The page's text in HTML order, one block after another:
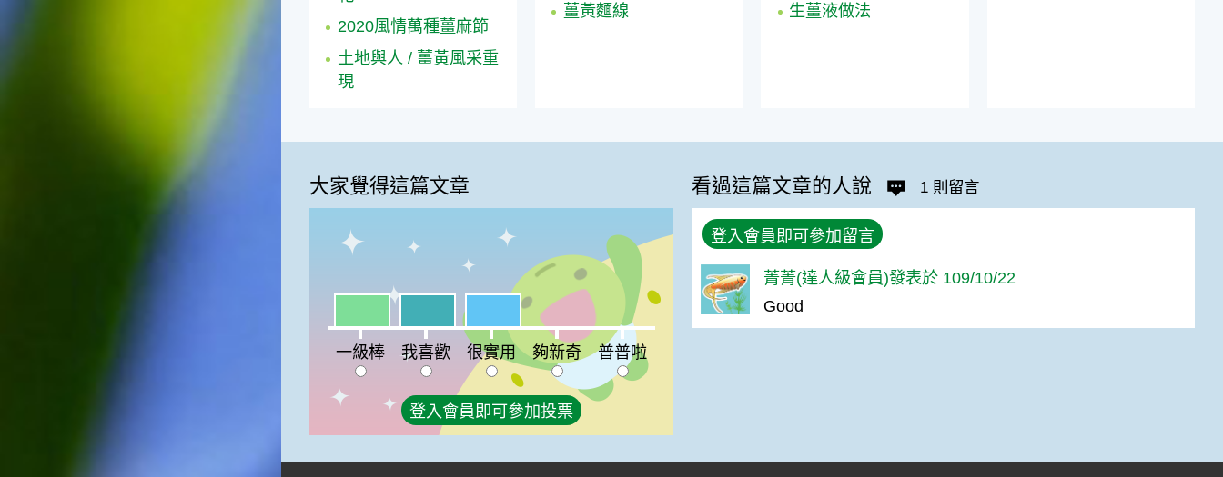
2020風情萬種薑麻節
土地與人 / 薑黃風采重
現
薑黃麵線
生薑液做法
大家覺得這篇文章
一級棒:33%我喜歡:33%很實用:33%
夠新奇:0%普普啦:0%
一級棒 我喜歡 很實用 夠新奇 普普啦
登入會員即可參加投票
看過這篇文章的人說 1 則留言
登入會員即可參加留言
菁菁(達人級會員)發表於 109/10/22
Good